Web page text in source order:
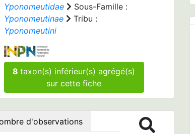
Yponomeutidae
Sous-Famille :
Yponomeutinae
Tribu :
Yponomeutini
8taxon(s) inférieur(s) agrégé(s)
sur cette fiche
d'observations